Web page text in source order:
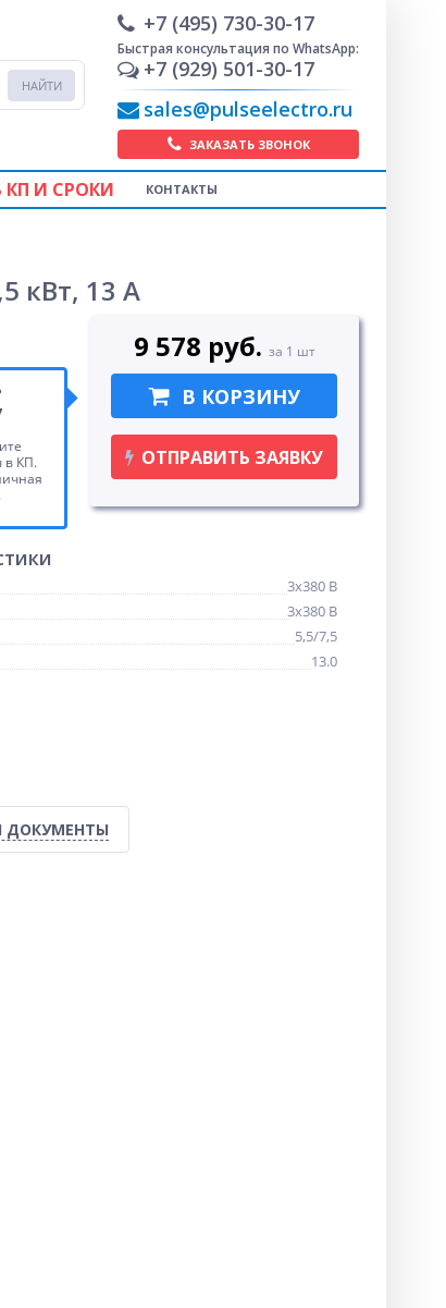
+7 (495) 730-30-17
Быстрая консультация по WhatsApp:
+7 (929) 501-30-17
sales@pulseelectro.ru
ЗАКАЗАТЬ ЗВОНОК
И СРОКИ КОНТАКТЫ
кВт, 13 А
в КП.
9 578 руб. за 1 шт
В КОРЗИНУ
ОТПРАВИТЬ ЗАЯВКУ
3x380 В
3x380 В
5,5/7,5
13.0
ДОКУМЕНТЫ